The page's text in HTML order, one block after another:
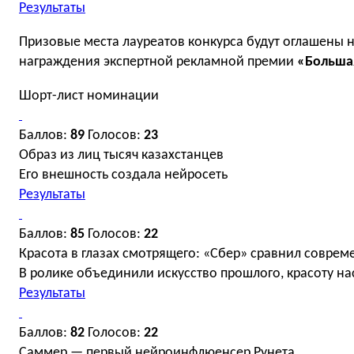
Результаты
Призовые места лауреатов конкурса будут
награждения экспертной рекламной премии
Шорт-лист номинации
Баллов: 89 Голосов: 23
Образ из лиц тысяч казахстанцев
Его внешность создала нейросеть
Результаты
Баллов: 85 Голосов: 22
Красота в глазах смотрящего: «Сбер» сравнил
В ролике объединили искусство прошлого, красоту
Результаты
Баллов: 82 Голосов: 22